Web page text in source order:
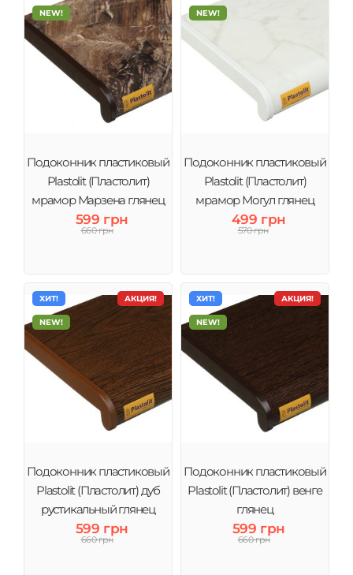
NEW!
Подоконник пластиковый
Plastolit (Пластолит)
мрамор Марзена глянец
599 грн
660 грн
NEW!
Подоконник пластиковый
Plastolit (Пластолит)
мрамор Могул глянец
499 грн
570 грн
АКЦИЯ!
ХИТ!
NEW!
Подоконник пластиковый
Plastolit (Пластолит) дуб
рустикальный глянец
599 грн
660 грн
АКЦИЯ!
ХИТ!
NEW!
Подоконник пластиковый
Plastolit (Пластолит) венге
глянец
599 грн
660 грн